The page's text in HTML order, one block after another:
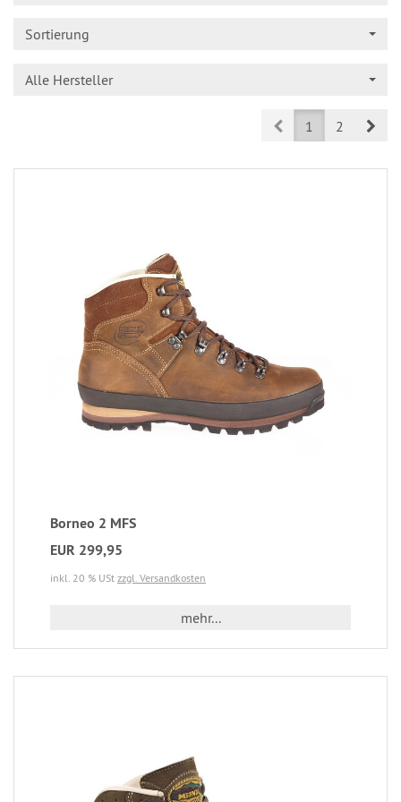
Sortierung
Alle Hersteller
Prev1 2
Borneo 2 MFS
EUR 299,95
inkl. 20 % USt zzgl. Versandkosten
mehr...